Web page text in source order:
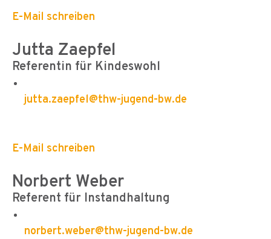
E-Mail schreiben
Jutta Zaepfel
Referentin für Kindeswohl
jutta.zaepfel@thw-jugend-bw.de
E-Mail schreiben
Norbert Weber
Referent für Instandhaltung
norbert.weber@thw-jugend-bw.de